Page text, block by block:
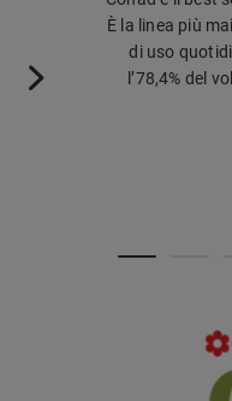
È la linea più
di uso
l’78,4% del